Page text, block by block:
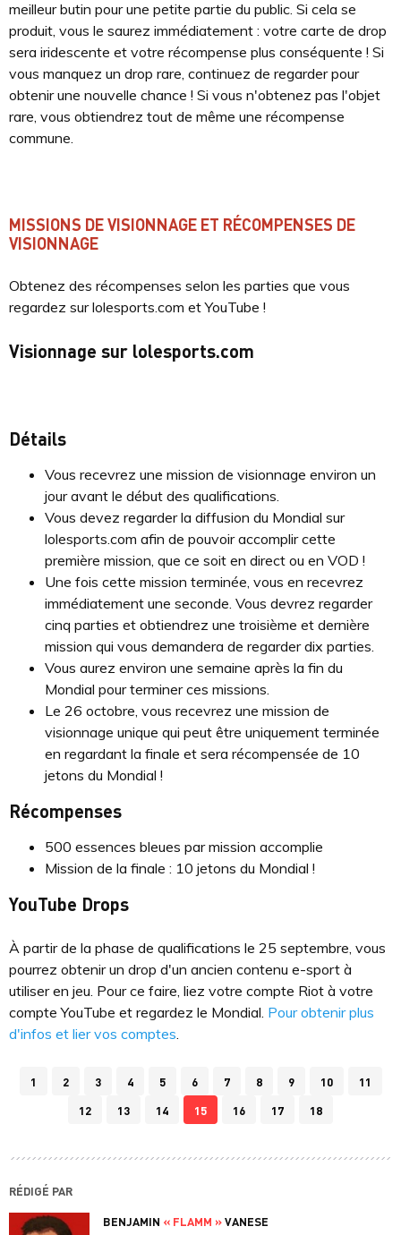
meilleur butin pour une petite partie du public. Si cela se
produit, vous le saurez immédiatement : votre carte de drop
sera iridescente et votre récompense plus conséquente ! Si
vous manquez un drop rare, continuez de regarder pour
obtenir une nouvelle chance ! Si vous n'obtenez pas l'objet
rare, vous obtiendrez tout de même une récompense
commune.
MISSIONS DE VISIONNAGE ET RÉCOMPENSES DE
VISIONNAGE
Obtenez des récompenses selon les parties que vous
regardez sur lolesports.com et YouTube !
Visionnage sur lolesports.com
Détails
Vous recevrez une mission de visionnage environ un
jour avant le début des qualifications.
Vous devez regarder la diffusion du Mondial sur
lolesports.com afin de pouvoir accomplir cette
première mission, que ce soit en direct ou en VOD !
Une fois cette mission terminée, vous en recevrez
immédiatement une seconde. Vous devrez regarder
cinq parties et obtiendrez une troisième et dernière
mission qui vous demandera de regarder dix parties.
Vous aurez environ une semaine après la fin du
Mondial pour terminer ces missions.
Le 26 octobre, vous recevrez une mission de
visionnage unique qui peut être uniquement terminée
en regardant la finale et sera récompensée de 10
jetons du Mondial !
Récompenses
500 essences bleues par mission accomplie
Mission de la finale : 10 jetons du Mondial !
YouTube Drops
À partir de la phase de qualifications le 25 septembre, vous
pourrez obtenir un drop d'un ancien contenu e-sport à
utiliser en jeu. Pour ce faire, liez votre compte Riot à votre
compte YouTube et regardez le Mondial. Pour obtenir plus
d'infos et lier vos comptes.
1 2 3 4 5 6 7 8 9 10
11
12
13 14 15 16 17 18
RÉDIGÉ PAR
BENJAMIN « FLAMM »VANESE